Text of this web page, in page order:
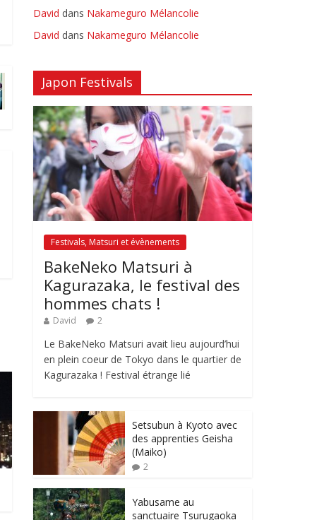
David dans Nakameguro Mélancolie
David dans Nakameguro Mélancolie
Japon Festivals
Festivals, Matsuri et évènements
BakeNeko Matsuri à
Kagurazaka, le festival des
hommes chats !
David 2
Le BakeNeko Matsuri avait lieu aujourd’hui
en plein coeur de Tokyo dans le quartier de
Kagurazaka ! Festival étrange lié
Setsubun à Kyoto avec
des apprenties Geisha
(Maiko)
2
Yabusame au
sanctuaire Tsurugaoka